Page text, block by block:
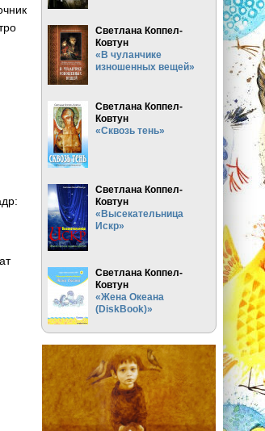
Светлана Коппел-
Ковтун
«В чуланчике
изношенных вещей»
Светлана Коппел-
Ковтун
«Сквозь тень»
Светлана Коппел-
Ковтун
«Высекательница
Искр»
Светлана Коппел-
Ковтун
«Жена Океана
(DiskBook)»